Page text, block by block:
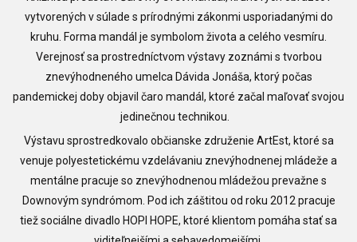
vytvorených v súlade s prírodnými zákonmi usporiadanými do
kruhu. Forma mandál je symbolom života a celého vesmíru.
Verejnosť sa prostredníctvom výstavy zoznámi s tvorbou
znevýhodneného umelca Dávida Jonáša, ktorý počas
pandemickej doby objavil čaro mandál, ktoré začal maľovať svojou
jedinečnou technikou.
Výstavu sprostredkovalo občianske združenie ArtEst, ktoré sa
venuje polyestetickému vzdelávaniu znevýhodnenej mládeže a
mentálne pracuje so znevýhodnenou mládežou prevažne s
Downovým syndrómom. Pod ich záštitou od roku 2012 pracuje
tiež sociálne divadlo HOPI HOPE, ktoré klientom pomáha stať sa